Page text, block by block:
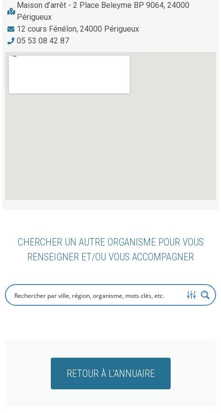
Maison d’arrêt - 2 Place Beleyme BP 9064, 24000
Périgueux
12 cours Fénélon, 24000 Périgueux
05 53 08 42 87
CHERCHER UN AUTRE ORGANISME POUR VOUS
RENSEIGNER ET/OU VOUS ACCOMPAGNER
RETOUR À L'ANNUAIRE